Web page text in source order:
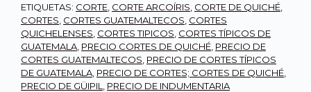
ETIQUETAS: CORTE CORTE ARCOÍRIS CORTE DE QUICHÉ
CORTES CORTES GUATEMALTECOS CORTES
QUICHELENSES CORTES TIPICOS CORTES TÍPICOS DE
GUATEMALA PRECIO CORTES DE QUICHÉ PRECIO DE
CORTES GUATEMALTECOS PRECIO DE CORTES TÍPICOS
DE GUATEMALA PRECIO DE CORTES; CORTES DE QUICHÉ
PRECIO DE GÜIPIL
PRECIO DE INDUMENTARIA